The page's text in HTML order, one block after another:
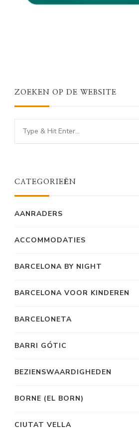
ZOEKEN OP DE WEBSITE
Looking
for
CATEGORIEËN
AANRADERS
ACCOMMODATIES
BARCELONA BY NIGHT
BARCELONA VOOR KINDEREN
BARCELONETA
BARRI GÓTIC
BEZIENSWAARDIGHEDEN
BORNE (EL BORN)
CIUTAT VELLA